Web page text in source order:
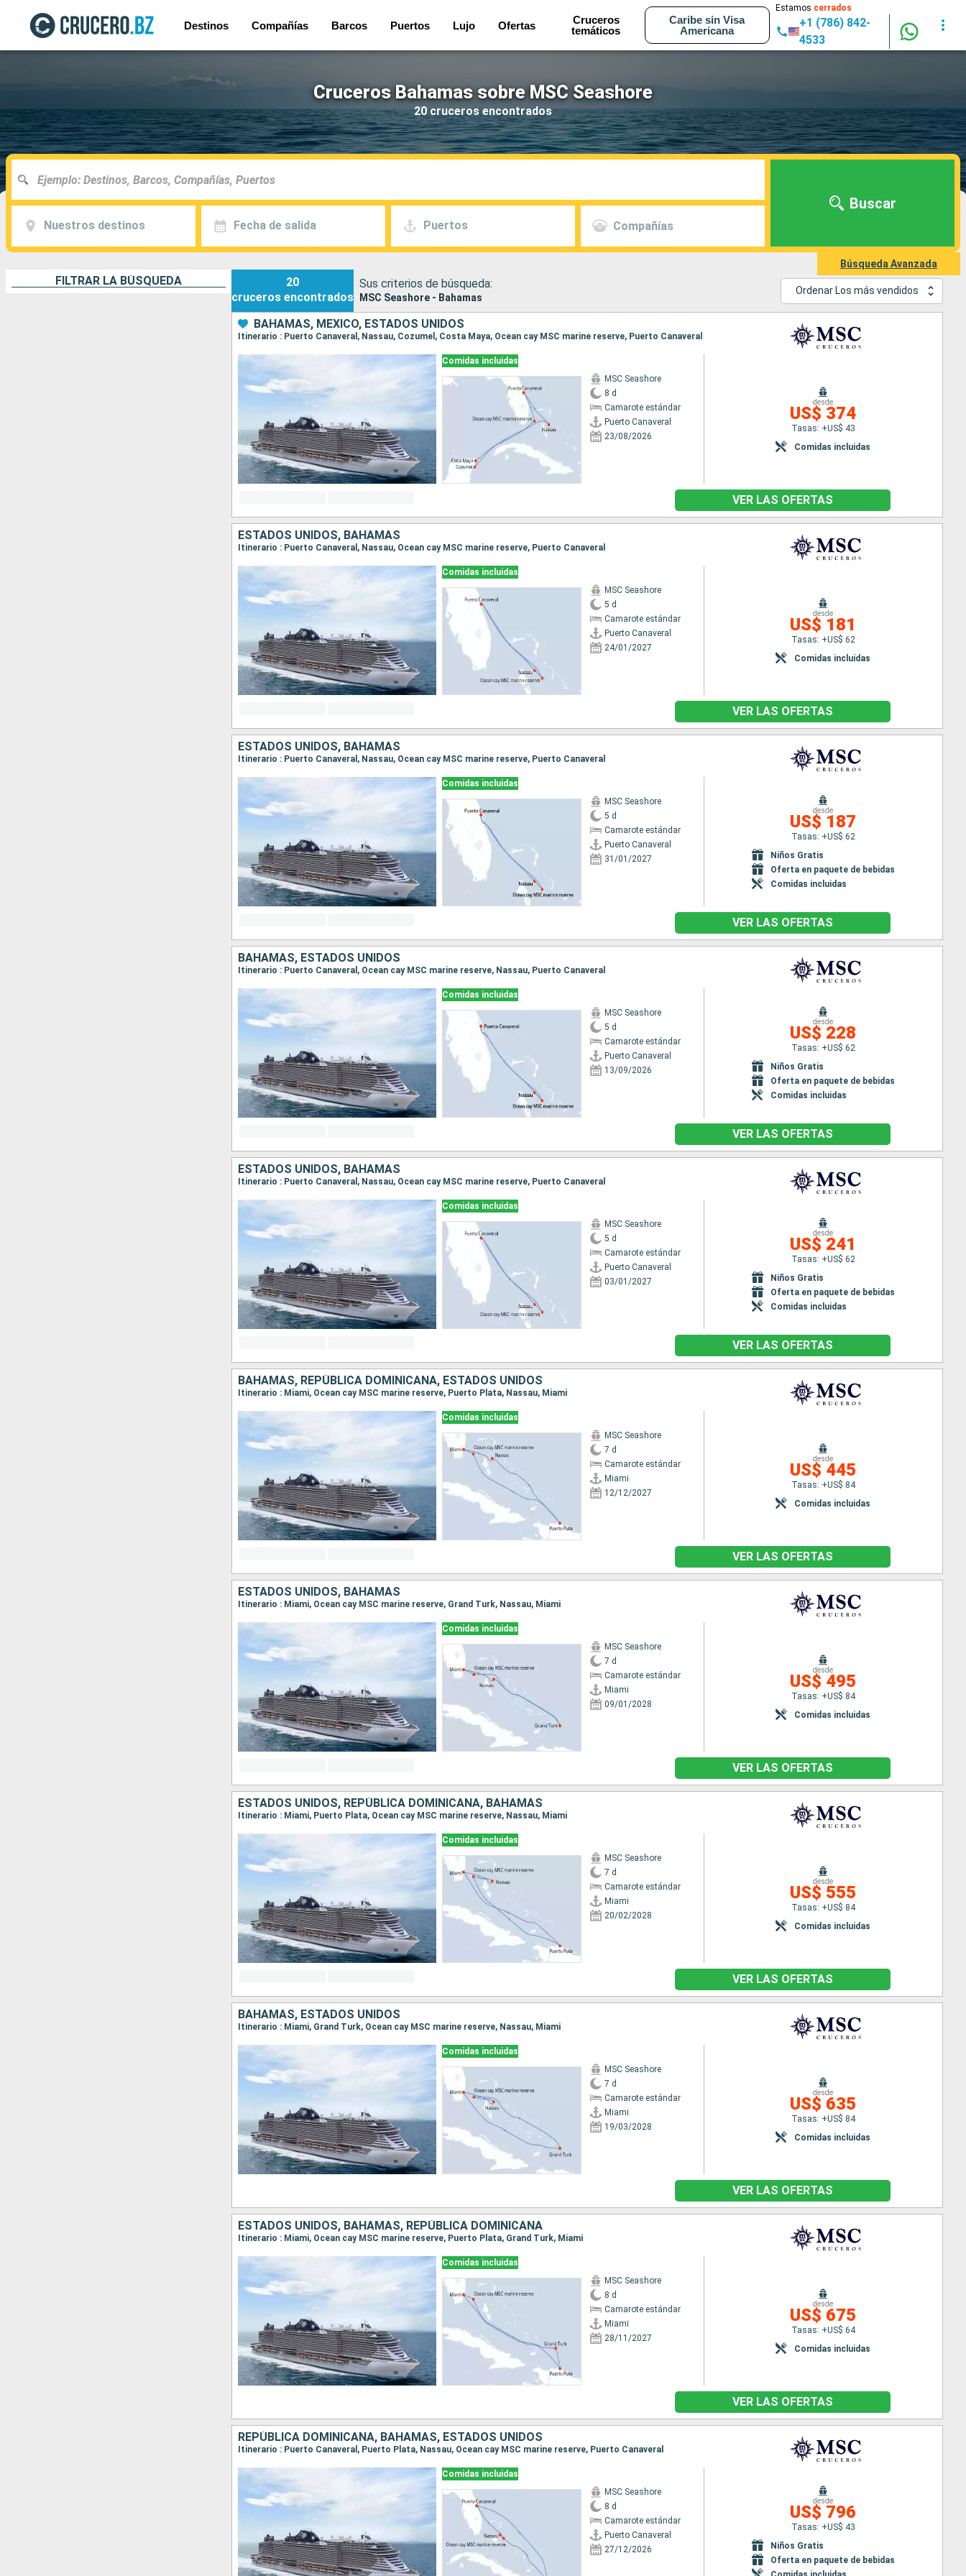
Destinos Compañías Barcos Puertos Lujo Ofertas
Cruceros
temáticos
Caribe sin Visa
Americana
Estamos cerrados
+1 (786) 842-
4533
Cruceros Bahamas sobre MSC Seashore
20 cruceros encontrados
Nuestros destinos Fecha de salida Puertos Compañías
Buscar
Búsqueda Avanzada
FILTRAR LA BÚSQUEDA
20
cruceros encontrados
Sus criterios de búsqueda:
MSC Seashore - Bahamas
Ordenar Los más vendidos
BAHAMAS, MÉXICO, ESTADOS UNIDOS
Itinerario : Puerto Canaveral, Nassau, Cozumel, Costa Maya, Ocean cay MSC marine reserve, Puerto Canaveral
Comidas incluidas
MSC Seashore
8 d
Camarote estándar
Puerto Canaveral
23/08/2026
desde
US$ 374
Tasas: +US$ 43
Comidas incluidas
VER LAS OFERTAS
ESTADOS UNIDOS, BAHAMAS
Itinerario : Puerto Canaveral, Nassau, Ocean cay MSC marine reserve, Puerto Canaveral
Comidas incluidas
MSC Seashore
5 d
Camarote estándar
Puerto Canaveral
24/01/2027
desde
US$ 181
Tasas: +US$ 62
Comidas incluidas
VER LAS OFERTAS
ESTADOS UNIDOS, BAHAMAS
Itinerario : Puerto Canaveral, Nassau, Ocean cay MSC marine reserve, Puerto Canaveral
Comidas incluidas
MSC Seashore
5 d
Camarote estándar
Puerto Canaveral
31/01/2027
desde
US$ 187
Tasas: +US$ 62
Niños Gratis
Oferta en paquete de bebidas
Comidas incluidas
VER LAS OFERTAS
BAHAMAS, ESTADOS UNIDOS
Itinerario : Puerto Canaveral, Ocean cay MSC marine reserve, Nassau, Puerto Canaveral
Comidas incluidas
MSC Seashore
5 d
Camarote estándar
Puerto Canaveral
13/09/2026
desde
US$ 228
Tasas: +US$ 62
Niños Gratis
Oferta en paquete de bebidas
Comidas incluidas
VER LAS OFERTAS
ESTADOS UNIDOS, BAHAMAS
Itinerario : Puerto Canaveral, Nassau, Ocean cay MSC marine reserve, Puerto Canaveral
Comidas incluidas
MSC Seashore
5 d
Camarote estándar
Puerto Canaveral
03/01/2027
desde
US$ 241
Tasas: +US$ 62
Niños Gratis
Oferta en paquete de bebidas
Comidas incluidas
VER LAS OFERTAS
BAHAMAS, REPÚBLICA DOMINICANA, ESTADOS UNIDOS
Itinerario : Miami, Ocean cay MSC marine reserve, Puerto Plata, Nassau, Miami
Comidas incluidas
MSC Seashore
7 d
Camarote estándar
Miami
12/12/2027
desde
US$ 445
Tasas: +US$ 84
Comidas incluidas
VER LAS OFERTAS
ESTADOS UNIDOS, BAHAMAS
Itinerario : Miami, Ocean cay MSC marine reserve, Grand Turk, Nassau, Miami
Comidas incluidas
MSC Seashore
7 d
Camarote estándar
Miami
09/01/2028
desde
US$ 495
Tasas: +US$ 84
Comidas incluidas
VER LAS OFERTAS
ESTADOS UNIDOS, REPÚBLICA DOMINICANA, BAHAMAS
Itinerario : Miami, Puerto Plata, Ocean cay MSC marine reserve, Nassau, Miami
Comidas incluidas
MSC Seashore
7 d
Camarote estándar
Miami
20/02/2028
desde
US$ 555
Tasas: +US$ 84
Comidas incluidas
VER LAS OFERTAS
BAHAMAS, ESTADOS UNIDOS
Itinerario : Miami, Grand Turk, Ocean cay MSC marine reserve, Nassau, Miami
Comidas incluidas
MSC Seashore
7 d
Camarote estándar
Miami
19/03/2028
desde
US$ 635
Tasas: +US$ 84
Comidas incluidas
VER LAS OFERTAS
ESTADOS UNIDOS, BAHAMAS, REPÚBLICA DOMINICANA
Itinerario : Miami, Ocean cay MSC marine reserve, Puerto Plata, Grand Turk, Miami
Comidas incluidas
MSC Seashore
8 d
Camarote estándar
Miami
28/11/2027
desde
US$ 675
Tasas: +US$ 64
Comidas incluidas
VER LAS OFERTAS
REPÚBLICA DOMINICANA, BAHAMAS, ESTADOS UNIDOS
Itinerario : Puerto Canaveral, Puerto Plata, Nassau, Ocean cay MSC marine reserve, Puerto Canaveral
Comidas incluidas
MSC Seashore
8 d
Camarote estándar
Puerto Canaveral
27/12/2026
desde
US$ 796
Tasas: +US$ 43
Niños Gratis
Oferta en paquete de bebidas